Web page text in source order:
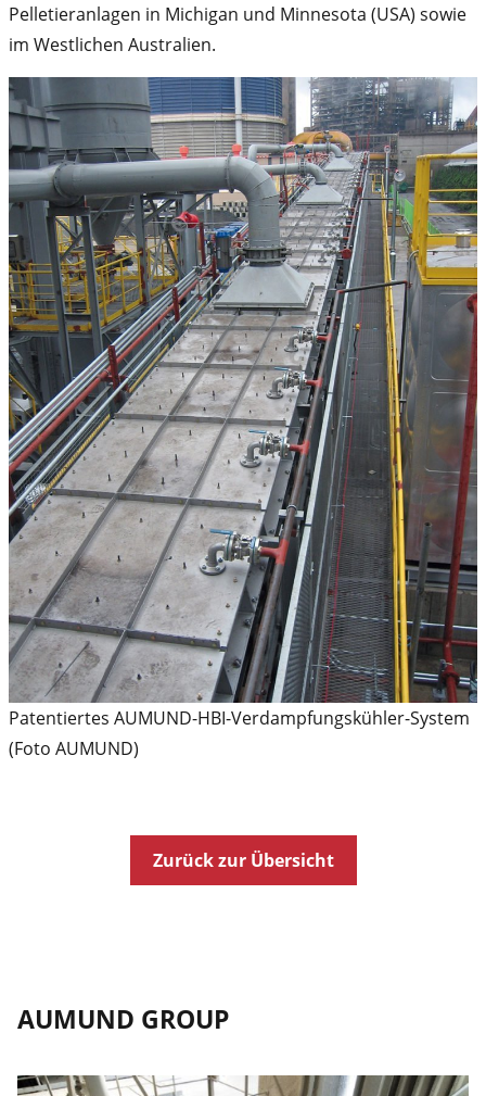
Pelletieranlagen in Michigan und Minnesota (USA) sowie
im Westlichen Australien.
Patentiertes AUMUND-HBI-Verdampfungskühler-System
(Foto AUMUND)
Zurück zur Übersicht
AUMUND GROUP